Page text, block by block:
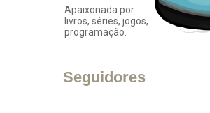
Apaixonada por
livros, séries, jogos,
programação.
Seguidores